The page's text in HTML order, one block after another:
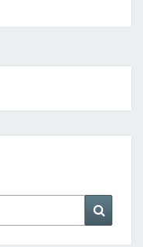
p
ar